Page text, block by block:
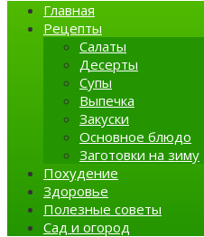
Главная
Рецепты
Салаты
Десерты
Супы
Выпечка
Закуски
Основное блюдо
Заготовки на зиму
Похудение
Здоровье
Полезные советы
Сад и огород